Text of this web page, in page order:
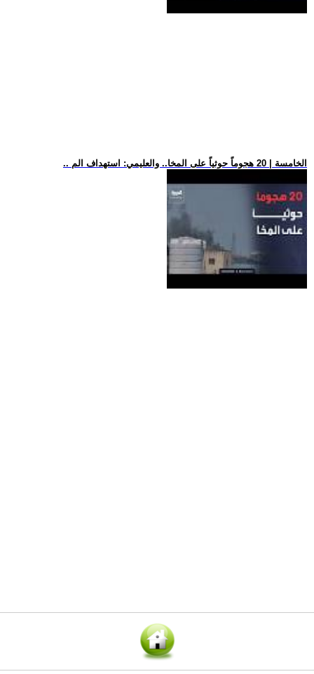
.. الخامسة | 20 هجوماً حوثياً على المخا.. والعليمي: استهداف الم